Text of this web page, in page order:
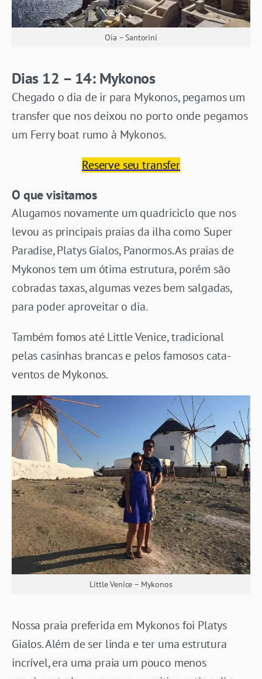
Oia – Santorini
Dias 12 – 14: Mykonos
Chegado o dia de ir para Mykonos, pegamos um
transfer que nos deixou no porto onde pegamos
um Ferry boat rumo à Mykonos.
Reserve seu transfer
O que visitamos
Alugamos novamente um quadriciclo que nos
levou as principais praias da ilha como Super
Paradise, Platys Gialos, Panormos. As praias de
Mykonos tem um ótima estrutura, porém são
cobradas taxas, algumas vezes bem salgadas,
para poder aproveitar o dia.
Também fomos até Little Venice, tradicional
pelas casinhas brancas e pelos famosos cata-
ventos de Mykonos.
Little Venice – Mykonos
Nossa praia preferida em Mykonos foi Platys
Gialos. Além de ser linda e ter uma estrutura
incrível, era uma praia um pouco menos